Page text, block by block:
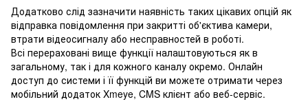
Додатково слід зазначити наявність таких цікавих опцій як
відправка повідомлення при закритті об'єктива камери,
втрати відеосигналу або несправностей в роботі.
Всі перераховані вище функції налаштовуються як в
загальному, так і для кожного каналу окремо. Онлайн
доступ до системи і її функцій ви можете отримати через
мобільний додаток Xmeye, CMS клієнт або веб-сервіс.